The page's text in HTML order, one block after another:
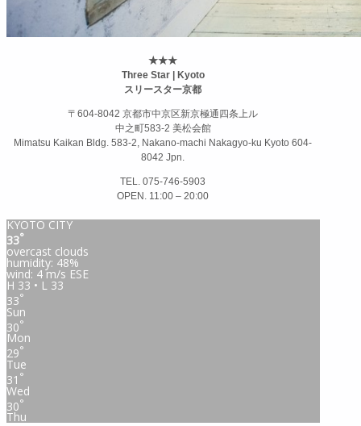
★★★
Three Star | Kyoto
スリースター京都
〒604-8042 京都市中京区新京極通四条上ル
中之町583-2 美松会館
Mimatsu Kaikan Bldg. 583-2, Nakano-machi Nakagyo-ku Kyoto 604-
8042 Jpn.
TEL. 075-746-5903
OPEN. 11:00 – 20:00
KYOTO CITY
33°
overcast clouds
humidity: 48%
wind: 4 m/s ESE
H 33 • L 33
33°
Sun
30°
Mon
29°
Tue
31 °
Wed
30°
Thu